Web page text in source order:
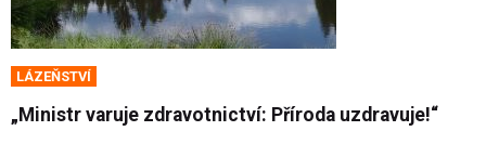
LÁZEŇSTVÍ
„Ministr varuje zdravotnictví: Příroda uzdravuje!“